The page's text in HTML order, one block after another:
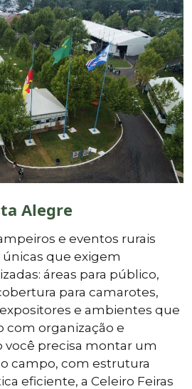
Alegre
e eventos rurais
que exigem
áreas para público,
para camarotes,
e ambientes que
organização e
você precisa montar um
campo, com estrutura
eficiente, a Celeiro Feiras